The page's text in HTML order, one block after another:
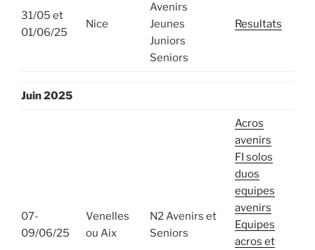
31/05 et
01/06/25
Nice
Avenirs
Jeunes
Juniors
Seniors
Resultats
Juin 2025
07-
09/06/25
Venelles
ou Aix
N2 Avenirs et
Seniors
Acros
avenirs
FI solos
duos
equipes
avenirs
Equipes
acros et